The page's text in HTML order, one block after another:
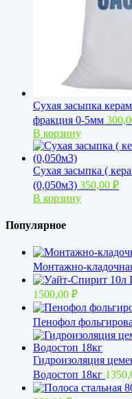
Сухая засыпка
фракция 0-5мм
В корзину
Сухая засыпка (
(0,050м3) 350,00 ₽
В корзину
Популярное
Монтажно-
1500,00 ₽
Пенофол
Гидроизоляция
Водостоп 18кг